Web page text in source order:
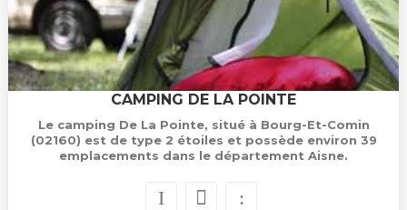
CAMPING DE LA POINTE
Le camping De La Pointe, situé à Bourg-Et-Comin
(02160) est de type 2 étoiles et possède environ 39
emplacements dans le département Aisne.